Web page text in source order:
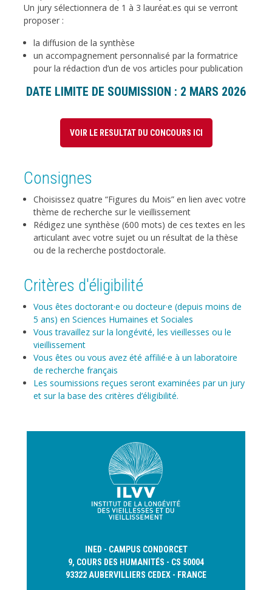
Un jury sélectionnera de 1 à 3 lauréat.es qui se verront
proposer :
la diffusion de la synthèse
un accompagnement personnalisé par la formatrice
pour la rédaction d’un de vos articles pour publication
DATE LIMITE DE SOUMISSION : 2 MARS 2026
VOIR LE RESULTAT DU CONCOURS ICI
Consignes
Choisissez quatre “Figures du Mois” en lien avec votre
thème de recherche sur le vieillissement
Rédigez une synthèse (600 mots) de ces textes en les
articulant avec votre sujet ou un résultat de la thèse
ou de la recherche postdoctorale.
Critères d'éligibilité
Vous êtes doctorant·e ou docteur·e (depuis moins de
5 ans) en Sciences Humaines et Sociales
Vous travaillez sur la longévité, les vieillesses ou le
vieillissement
Vous êtes ou vous avez été affilié·e à un laboratoire
de recherche français
Les soumissions reçues seront examinées par un jury
et sur la base des critères d’éligibilité.
INED - CAMPUS CONDORCET
9, COURS DES HUMANITÉS - CS 50004
93322 AUBERVILLIERS CEDEX - FRANCE